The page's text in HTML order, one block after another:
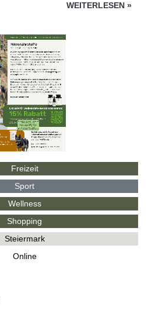
WEITERLESEN »
Freizeit
Sport
Wellness
Shopping
Steiermark
Online